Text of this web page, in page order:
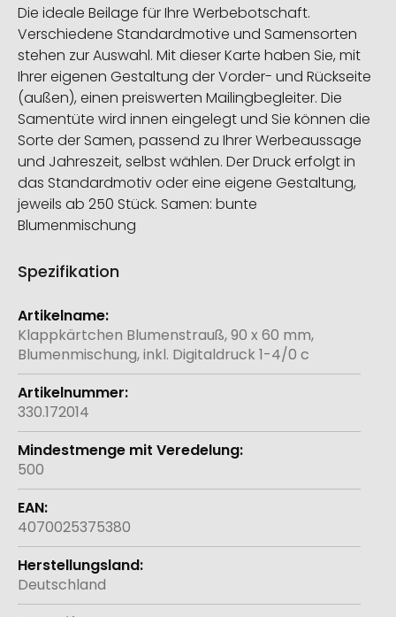
Die ideale Beilage für Ihre Werbebotschaft.
Verschiedene Standardmotive und Samensorten
stehen zur Auswahl. Mit dieser Karte haben Sie, mit
Ihrer eigenen Gestaltung der Vorder- und Rückseite
(außen), einen preiswerten Mailingbegleiter. Die
Samentüte wird innen eingelegt und Sie können die
Sorte der Samen, passend zu Ihrer Werbeaussage
und Jahreszeit, selbst wählen. Der Druck erfolgt in
das Standardmotiv oder eine eigene Gestaltung,
jeweils ab 250 Stück. Samen: bunte
Blumenmischung
Spezifikation
Weitere
Informationen
Klappkärtchen Blumenstrauß, 90 x 60 mm,
Blumenmischung, inkl. Digitaldruck 1-4/0 c
330.172014
500
4070025375380
Deutschland